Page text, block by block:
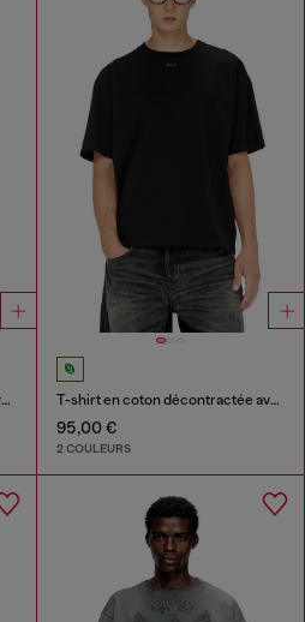
T-shirt en coton décontractée avec broderie Oval D T-shirt en coton décontractée avec broderie Oval D
95,00 €
2 COULEURS